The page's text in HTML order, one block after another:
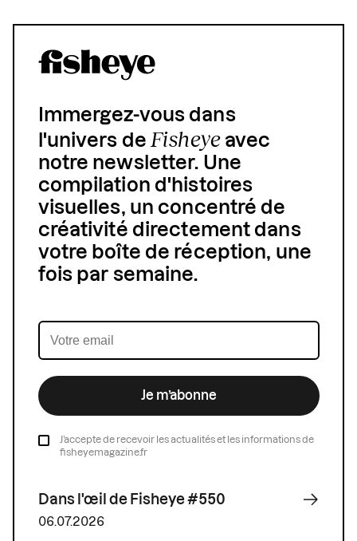
Immergez-vous dans
l'univers deFisheyeavec
notre newsletter. Une
compilation d'histoires
visuelles, un concentré de
créativité directement dans
votre boîte de réception, une
fois par semaine.
Je m’abonne
J’accepte de recevoir les actualités et les informations de
fisheyemagazine.fr
Dans l'œil de Fisheye #550
06.07.2026